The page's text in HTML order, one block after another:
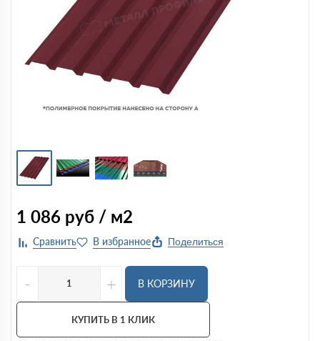
1 086 руб / м2
Поделиться
- + В КОРЗИНУ
КУПИТЬ В 1 КЛИК